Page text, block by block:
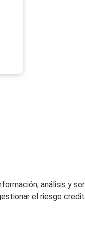
análisis y
el riesgo